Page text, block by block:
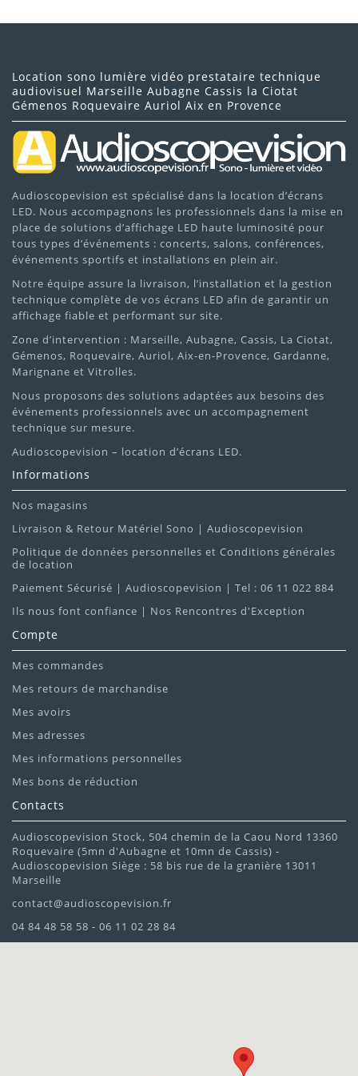
Location sono lumière vidéo prestataire technique
audiovisuel Marseille Aubagne Cassis la Ciotat
Gémenos Roquevaire Auriol Aix en Provence
Audioscopevision est spécialisé dans la location d’écrans
LED. Nous accompagnons les professionnels dans la mise en
place de solutions d’affichage LED haute luminosité pour
tous types d’événements : concerts, salons, conférences,
événements sportifs et installations en plein air.
Notre équipe assure la livraison, l’installation et la gestion
technique complète de vos écrans LED afin de garantir un
affichage fiable et performant sur site.
Zone d’intervention : Marseille, Aubagne, Cassis, La Ciotat,
Gémenos, Roquevaire, Auriol, Aix-en-Provence, Gardanne,
Marignane et Vitrolles.
Nous proposons des solutions adaptées aux besoins des
événements professionnels avec un accompagnement
technique sur mesure.
Audioscopevision – location d’écrans LED.
Informations
Nos magasins
Livraison & Retour Matériel Sono | Audioscopevision
Politique de données personnelles et Conditions générales
de location
Paiement Sécurisé | Audioscopevision | Tel : 06 11 022 884
Ils nous font confiance | Nos Rencontres d'Exception
Compte
Mes commandes
Mes retours de marchandise
Mes avoirs
Mes adresses
Mes informations personnelles
Mes bons de réduction
Contacts
Audioscopevision Stock, 504 chemin de la Caou Nord 13360
Roquevaire (5mn d'Aubagne et 10mn de Cassis) -
Audioscopevision Siège : 58 bis rue de la granière 13011
Marseille
contact@audioscopevision.fr
04 84 48 58 58 - 06 11 02 28 84